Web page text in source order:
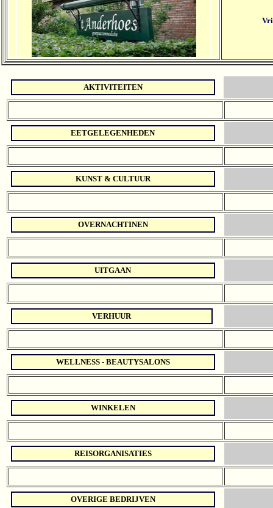
AKTIVITEITEN
EETGELEGENHEDEN
KUNST & CULTUUR
OVERNACHTINEN
UITGAAN
VERHUUR
WELLNESS - BEAUTYSALONS
WINKELEN
REISORGANISATIES
OVERIGE BEDRIJVEN